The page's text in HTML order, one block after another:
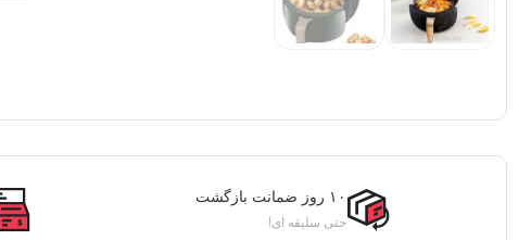
۱۰ روز ضمانت بازگشت
حتی سلیقه ای!